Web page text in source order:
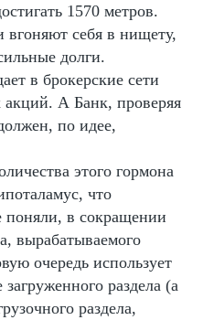
1570 метров.
вгоняют себя в нищету,
долги.
в брокерские сети
А Банк, проверяя
по идее,
этого гормона
что
поняли, в сокращении
вырабатываемого
очередь использует
раздела (а
раздела,